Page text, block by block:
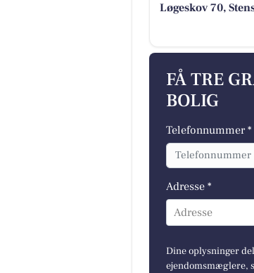
Løgeskov 70,
FÅ TRE
BOLIG
Telefonnummer *
Adresse *
Adresse
Dine oplysninger
ejendomsmæglere,